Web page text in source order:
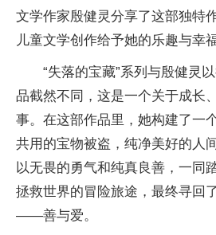
文学作家殷健灵分享了这部独特
儿童文学创作给予她的乐趣与幸福
“失落的宝藏”系列与殷健灵
品截然不同，这是一个关于成长
事。在这部作品里，她构建了一
共用的宝物被盗，纯净美好的人
以无畏的勇气和纯真良善，一同
拯救世界的冒险旅途，最终寻回
——善与爱。